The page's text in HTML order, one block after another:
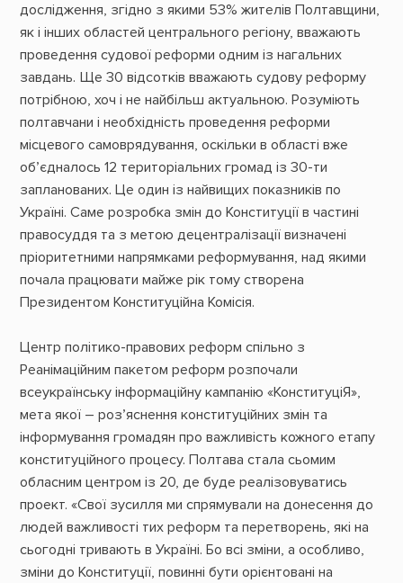
дослідження, згідно з якими 53% жителів Полтавщини,
як і інших областей центрального регіону, вважають
проведення судової реформи одним із нагальних
завдань. Ще 30 відсотків вважають судову реформу
потрібною, хоч і не найбільш актуальною. Розуміють
полтавчани і необхідність проведення реформи
місцевого самоврядування, оскільки в області вже
об’єдналось 12 територіальних громад із 30-ти
запланованих. Це один із найвищих показників по
Україні. Саме розробка змін до Конституції в частині
правосуддя та з метою децентралізації визначені
пріоритетними напрямками реформування, над якими
почала працювати майже рік тому створена
Президентом Конституційна Комісія.
Центр політико-правових реформ спільно з
Реанімаційним пакетом реформ розпочали
всеукраїнську інформаційну кампанію «КонституціЯ»,
мета якої – роз’яснення конституційних змін та
інформування громадян про важливість кожного етапу
конституційного процесу. Полтава стала сьомим
обласним центром із 20, де буде реалізовуватись
проект. «Свої зусилля ми спрямували на донесення до
людей важливості тих реформ та перетворень, які на
сьогодні тривають в Україні. Бо всі зміни, а особливо,
зміни до Конституції, повинні бути орієнтовані на